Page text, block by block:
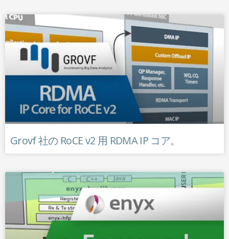
Grovf 社の RoCE v2 用 RDMA IP コア。